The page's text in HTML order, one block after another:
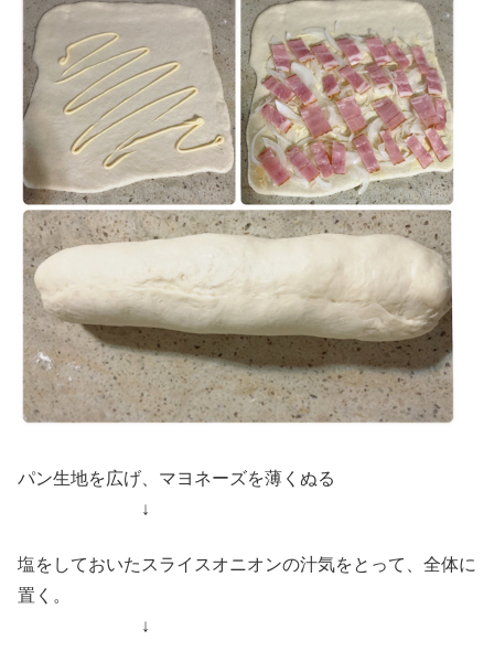
パン生地を広げ、マヨネーズを薄くぬる
↓
塩をしておいたスライスオニオンの汁気をとって、全体に
置く。
↓